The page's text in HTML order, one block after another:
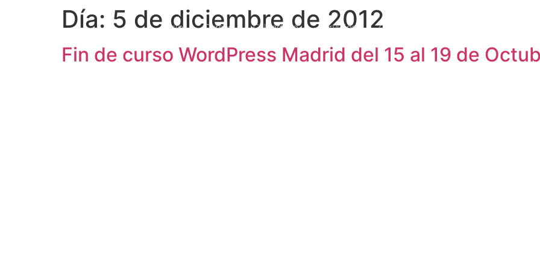
Inicio Cursos Calendario Servicios Zona Premium
Día: 5 de diciembre de 2012
Fin de curso WordPress Madrid del 15 al 19 de